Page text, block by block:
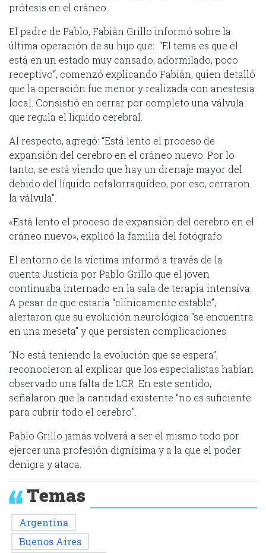
prótesis en el cráneo.
El padre de Pablo, Fabián Grillo informó sobre la
última operación de su hijo que: “El tema es que él
está en un estado muy cansado, adormilado, poco
receptivo“, comenzó explicando Fabián, quien detalló
que la operación fue menor y realizada con anestesia
local. Consistió en cerrar por completo una válvula
que regula el líquido cerebral.
Al respecto, agregó: “Está lento el proceso de
expansión del cerebro en el cráneo nuevo. Por lo
tanto, se está viendo que hay un drenaje mayor del
debido del líquido cefalorraquídeo, por eso, cerraron
la válvula”.
«Está lento el proceso de expansión del cerebro en el
cráneo nuevo», explicó la familia del fotógrafo.
El entorno de la víctima informó a través de la
cuenta Justicia por Pablo Grillo que el joven
continuaba internado en la sala de terapia intensiva.
A pesar de que estaría “clínicamente estable”,
alertaron que su evolución neurológica “se encuentra
en una meseta” y que persisten complicaciones.
“No está teniendo la evolución que se espera”,
reconocieron al explicar que los especialistas habían
observado una falta de LCR. En este sentido,
señalaron que la cantidad existente “no es suficiente
para cubrir todo el cerebro”.
Pablo Grillo jamás volverá a ser el mismo todo por
ejercer una profesión dignísima y a la que el poder
denigra y ataca.
Temas
Argentina
Buenos Aires